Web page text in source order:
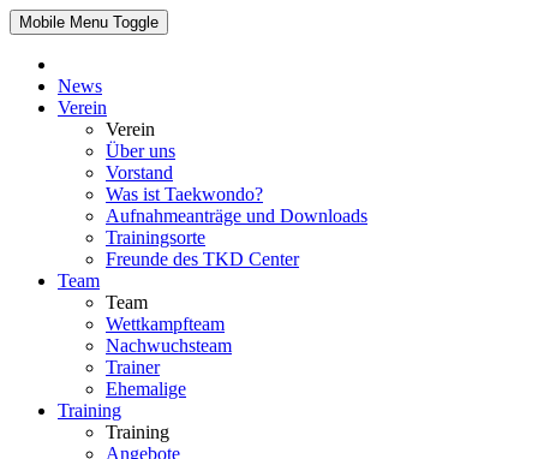
Mobile Menu Toggle
News
Verein
Verein
Über uns
Vorstand
Was ist Taekwondo?
Aufnahmeanträge und Downloads
Trainingsorte
Freunde des TKD Center
Team
Team
Wettkampfteam
Nachwuchsteam
Trainer
Ehemalige
Training
Training
Angebote